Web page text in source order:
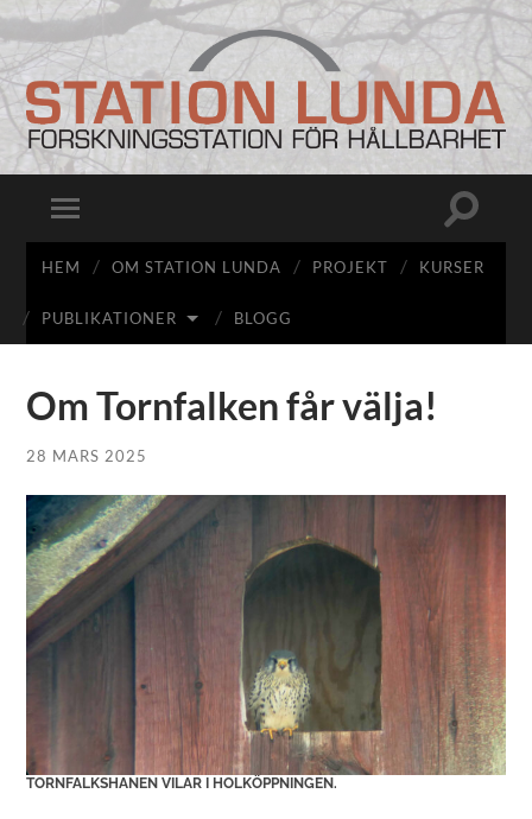
Station
Lunda
Slå
på/av
mobilmeny
Slå
HEM OM STATION LUNDA PROJEKT KURSER
PUBLIKATIONER BLOGG
Om Tornfalken får välja!
28 MARS 2025
TORNFALKSHANEN VILAR I HOLKÖPPNINGEN.